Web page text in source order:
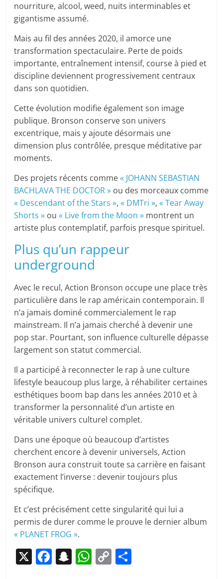
nourriture, alcool, weed, nuits interminables et
gigantisme assumé.
Mais au fil des années 2020, il amorce une
transformation spectaculaire. Perte de poids
importante, entraînement intensif, course à pied et
discipline deviennent progressivement centraux
dans son quotidien.
Cette évolution modifie également son image
publique. Bronson conserve son univers
excentrique, mais y ajoute désormais une
dimension plus contrôlée, presque méditative par
moments.
Des projets récents comme« JOHANN SEBASTIAN
BACHLAVA THE DOCTOR » ou des morceaux comme
« Descendant of the Stars »,« DMTri »,« Tear Away
Shorts » ou« Live from the Moon » montrent un
artiste plus contemplatif, parfois presque spirituel.
Plus qu’un rappeur
underground
Avec le recul, Action Bronson occupe une place très
particulière dans le rap américain contemporain. Il
n’a jamais dominé commercialement le rap
mainstream. Il n’a jamais cherché à devenir une
pop star. Pourtant, son influence culturelle dépasse
largement son statut commercial.
Il a participé à reconnecter le rap à une culture
lifestyle beaucoup plus large, à réhabiliter certaines
esthétiques boom bap dans les années 2010 et à
transformer la personnalité d’un artiste en
véritable univers culturel complet.
Dans une époque où beaucoup d’artistes
cherchent encore à devenir universels, Action
Bronson aura construit toute sa carrière en faisant
exactement l’inverse : devenir toujours plus
spécifique.
Et c’est précisément cette singularité qui lui a
permis de durer comme le prouve le dernier album
« PLANET FROG ».
X F S W C